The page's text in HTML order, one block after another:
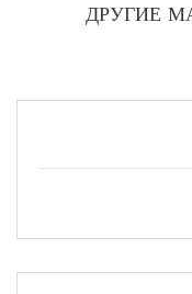
ДРУГИЕ